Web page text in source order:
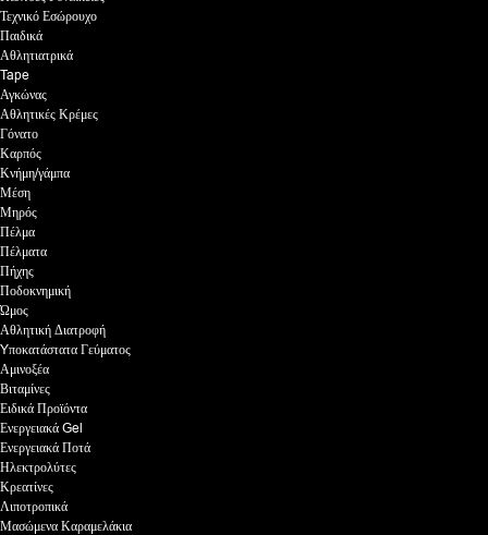
Τεχνικό Εσώρουχο
Παιδικά
Αθλητιατρικά
Tape
Αγκώνας
Αθλητικές Κρέμες
Γόνατο
Καρπός
Κνήμη/γάμπα
Μέση
Μηρός
Πέλμα
Πέλματα
Πήχης
Ποδοκνημική
Ώμος
Αθλητική Διατροφή
Yποκατάστατα Γεύματος
Αμινοξέα
Βιταμίνες
Ειδικά Προϊόντα
Ενεργειακά Gel
Ενεργειακά Ποτά
Ηλεκτρολύτες
Κρεατίνες
Λιποτροπικά
Μασώμενα Καραμελάκια